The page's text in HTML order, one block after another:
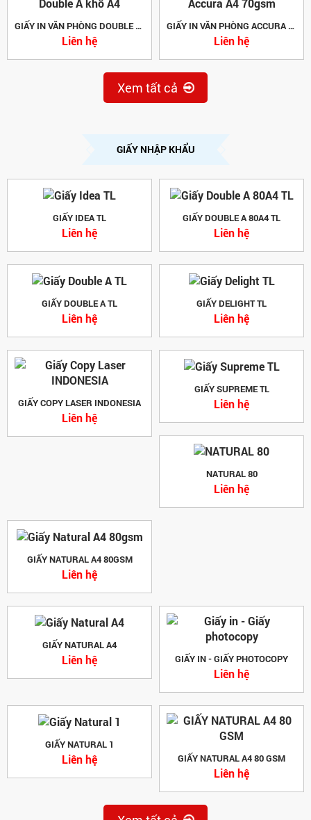
GIẤY IN VĂN PHÒNG DOUBLE A KHỔ A4
Liên hệ
GIẤY IN VĂN PHÒNG ACCURA A4 70GSM
Liên hệ
Xem tất cả
GIẤY NHẬP KHẨU
GIẤY IDEA TL
Liên hệ
GIẤY DOUBLE A 80A4 TL
Liên hệ
GIẤY DOUBLE A TL
Liên hệ
GIẤY DELIGHT TL
Liên hệ
GIẤY COPY LASER INDONESIA
Liên hệ
GIẤY SUPREME TL
Liên hệ
NATURAL 80
Liên hệ
GIẤY NATURAL A4 80GSM
Liên hệ
GIẤY NATURAL A4
Liên hệ GIẤY IN - GIẤY PHOTOCOPY
Liên hệ
GIẤY NATURAL 1
Liên hệ GIẤY NATURAL A4 80 GSM
Liên hệ